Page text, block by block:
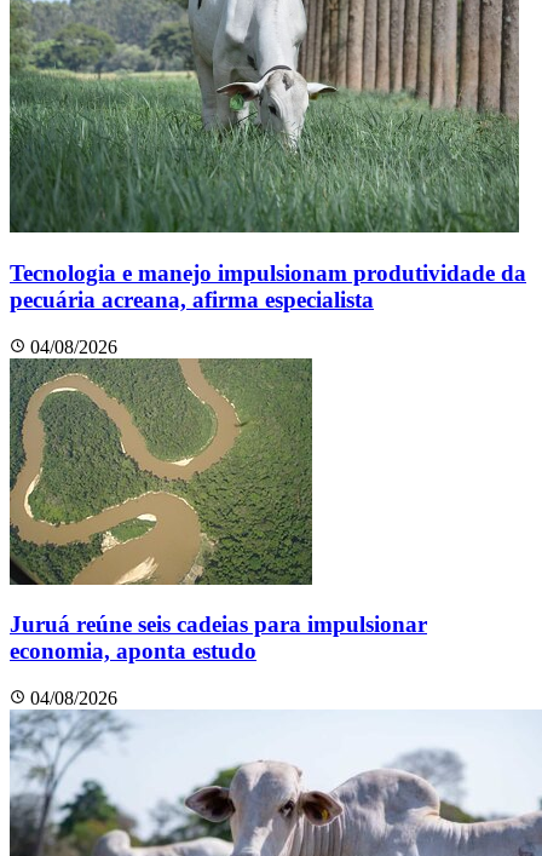
Tecnologia e manejo impulsionam produtividade da
pecuária acreana, afirma especialista
04/08/2026
Juruá reúne seis cadeias para impulsionar
economia, aponta estudo
04/08/2026